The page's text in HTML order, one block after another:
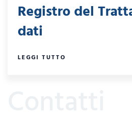
Registro del
dati
LEGGI TUTTO